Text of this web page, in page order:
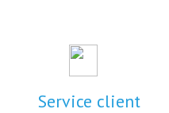
Service client